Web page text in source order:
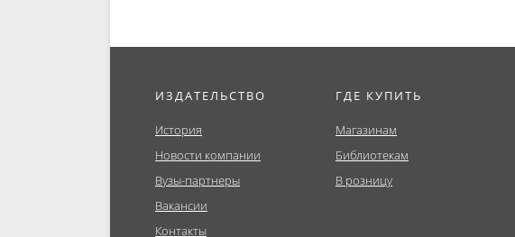
ИЗДАТЕЛЬСТВО
История
Новости компании
Вузы-партнеры
Вакансии
Контакты
ГДЕ КУПИТЬ
Магазинам
Библиотекам
В розницу